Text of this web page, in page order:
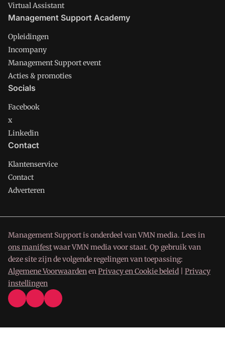
Virtual Assistant
Management Support Academy
Opleidingen
Incompany
Management Support event
Acties & promoties
Socials
Facebook
x
Linkedin
Contact
Klantenservice
Contact
Adverteren
Management Support is onderdeel van VMN media. Lees in
ons manifestwaar VMN media voor staat. Op gebruik van
deze site zijn de volgende regelingen van toepassing:
Algemene VoorwaardenenPrivacy en Cookie beleid
Privacy
instellingen